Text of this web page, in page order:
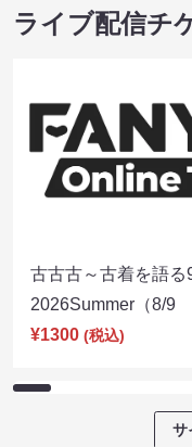
ライブ配信チ
古古古～古着を語る
2026Summer（8/9
¥1300 (税込)
サ